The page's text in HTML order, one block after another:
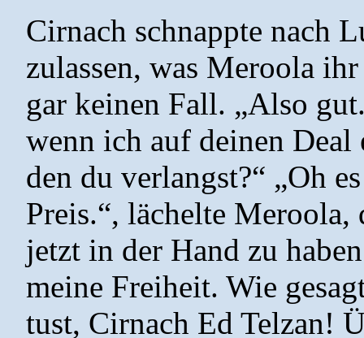
Cirnach schnappte nach
zulassen, was Meroola
gar keinen Fall. „Also
wenn ich auf deinen Deal
den du verlangst?“ „Oh
Preis.“, lächelte
jetzt in der Hand zu
meine Freiheit. Wie
tust, Cirnach Ed Telzan!